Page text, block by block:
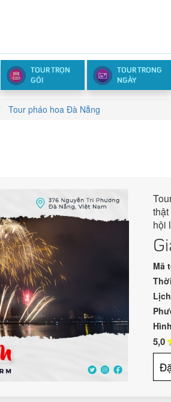
TOUR TRỌN
GÓI
TOUR TRONG
NGÀY
Tour pháo hoa Đà Nẵng
hội
Mã
5,0